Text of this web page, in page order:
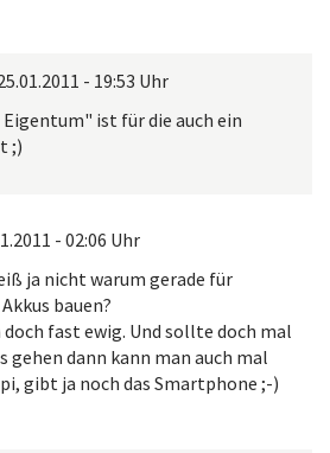
- 19:53 Uhr
ist für die auch ein
;)
- 02:06 Uhr
ja nicht warum gerade für
bauen?
fast ewig. Und sollte doch mal
gehen dann kann man auch mal
gibt ja noch das Smartphone ;-)